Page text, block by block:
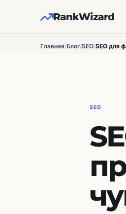
RankWizard
Главная/Блог/SEO/SEO для
SEO